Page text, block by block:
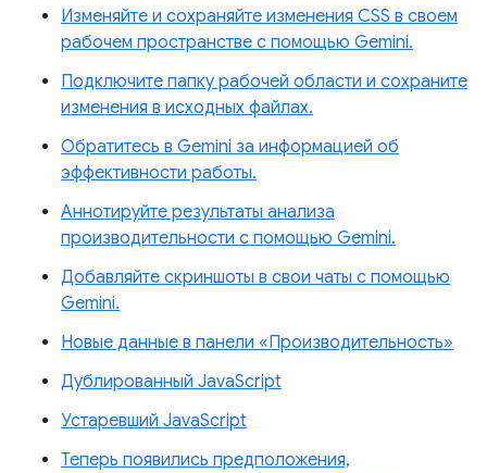
Изменяйте и сохраняйте изменения CSS в своем
рабочем пространстве с помощью Gemini.
Подключите папку рабочей области и сохраните
изменения в исходных файлах.
Обратитесь в Gemini за информацией об
эффективности работы.
Аннотируйте результаты анализа
производительности с помощью Gemini.
Добавляйте скриншоты в свои чаты с помощью
Gemini.
Новые данные в панели «Производительность»
Дублированный JavaScript
Устаревший JavaScript
Теперь появились предположения,